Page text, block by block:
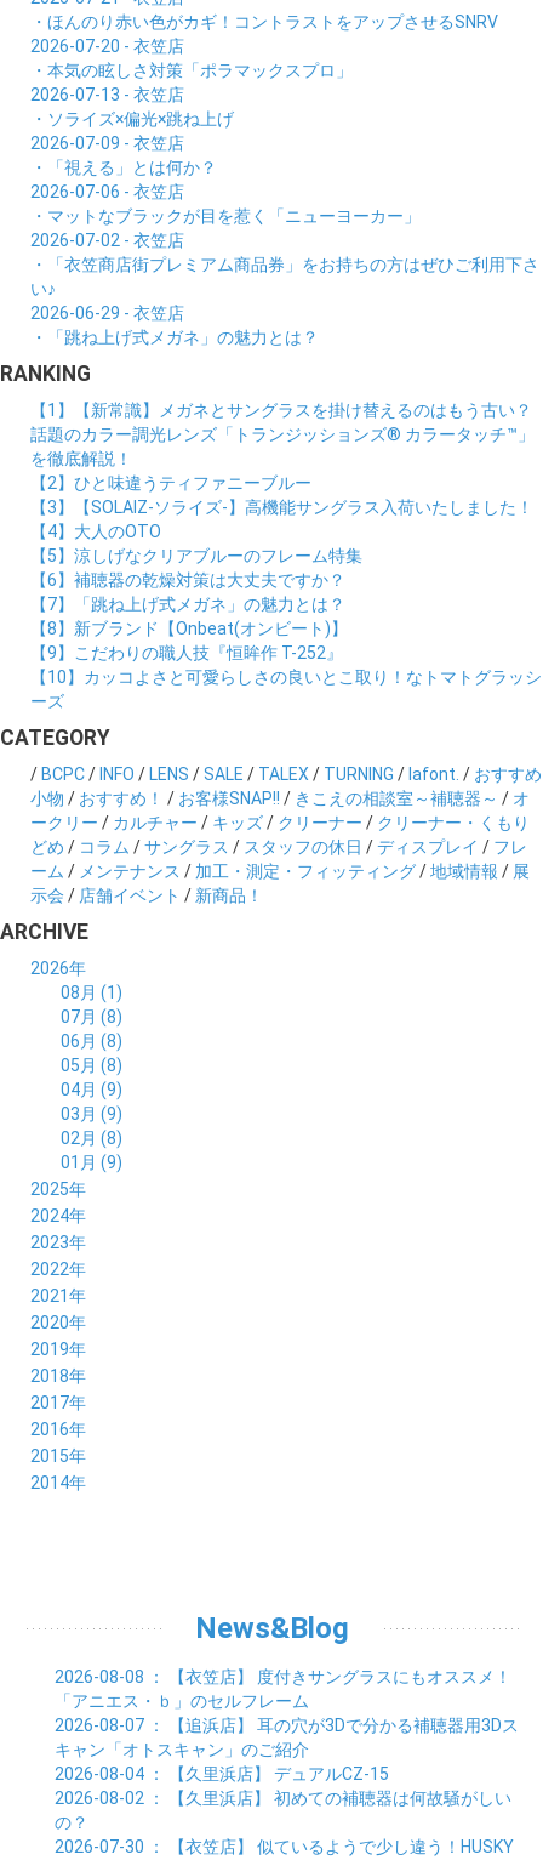
・ほんのり赤い色がカギ！コントラストをアップさせるSNRV
2026-07-20 - 衣笠店
・本気の眩しさ対策「ポラマックスプロ」
2026-07-13 - 衣笠店
・ソライズ×偏光×跳ね上げ
2026-07-09 - 衣笠店
・「視える」とは何か？
2026-07-06 - 衣笠店
・マットなブラックが目を惹く「ニューヨーカー」
2026-07-02 - 衣笠店
・「衣笠商店街プレミアム商品券」をお持ちの方はぜひご利用下さ
い♪
2026-06-29 - 衣笠店
・「跳ね上げ式メガネ」の魅力とは？
RANKING
【1】【新常識】メガネとサングラスを掛け替えるのはもう古い？
話題のカラー調光レンズ「トランジッションズ® カラータッチ™」
を徹底解説！
【2】ひと味違うティファニーブルー
【3】【SOLAIZ-ソライズ-】高機能サングラス入荷いたしました！
【4】大人のOTO
【5】涼しげなクリアブルーのフレーム特集
【6】補聴器の乾燥対策は大丈夫ですか？
【7】「跳ね上げ式メガネ」の魅力とは？
【8】新ブランド【Onbeat(オンビート)】
【9】こだわりの職人技『恒眸作 T-252』
【10】カッコよさと可愛らしさの良いとこ取り！なトマトグラッシ
ーズ
CATEGORY
/ BCPC/ INFO / LENS /SALE / TALEX / TURNING / lafont. / おすすめ
小物 / おすすめ！ / お客様SNAP!! / きこえの相談室～補聴器～ / オ
ークリー / カルチャー / キッズ/ クリーナー / クリーナー・くもり
どめ / コラム /サングラス / スタッフの休日 /ディスプレイ / フレ
ーム / メンテナンス / 加工・測定・フィッティング/地域情報 / 展
示会 / 店舗イベント / 新商品！
ARCHIVE
2026年
08月 (1)
07月 (8)
06月 (8)
05月 (8)
04月 (9)
03月 (9)
02月 (8)
01月 (9)
2025年
12月 (10)
11月 (8)
10月 (8)
09月 (8)
08月 (9)
07月 (7)
06月 (9)
05月 (8)
04月 (8)
03月 (9)
02月 (8)
01月 (8)
2024年
12月 (8)
11月 (9)
10月 (8)
09月 (9)
08月 (7)
07月 (8)
06月 (8)
05月 (8)
04月 (8)
03月 (8)
02月 (9)
2023年
12月 (8)
11月 (8)
10月 (8)
09月 (8)
08月 (9)
07月 (9)
06月 (8)
05月 (9)
04月 (9)
03月 (8)
2022年
12月 (9)
11月 (5)
10月 (4)
09月 (5)
08月 (4)
07月 (4)
06月 (5)
05月 (5)
04月 (2)
2021年
12月 (6)
11月 (4)
10月 (3)
09月 (7)
08月 (5)
07月 (4)
06月 (6)
05月 (6)
2020年
12月 (3)
11月 (6)
10月 (7)
09月 (7)
08月 (5)
07月 (5)
06月 (7)
2019年
12月 (9)
11月 (5)
10月 (7)
09月 (11)
08月 (6)
07月 (5)
2018年
12月 (6)
11月 (7)
10月 (6)
09月 (8)
08月 (4)
01月 (7)
2017年
12月 (6)
11月 (4)
10月 (5)
02月 (3)
01月 (6)
2016年
12月 (7)
11月 (4)
03月 (6)
02月 (9)
01月 (11)
2015年
12月 (6)
06月 (2)
2014年
News&Blog
2026-08-08 ： 【衣笠店】
度付きサングラスにもオススメ！
「アニエス・ｂ」のセルフレーム
2026-08-07 ： 【追浜店】 耳の穴が3Dで分かる補聴器用3Dス
キャン「オトスキャン」のご紹介
2026-08-04 ： 【久里浜店】 デュアルCZ-15
2026-08-02 ： 【久里浜店】 初めての補聴器は何故騒がしい
の？
2026-07-30 ： 【衣笠店】 似ているようで少し違う！HUSKY